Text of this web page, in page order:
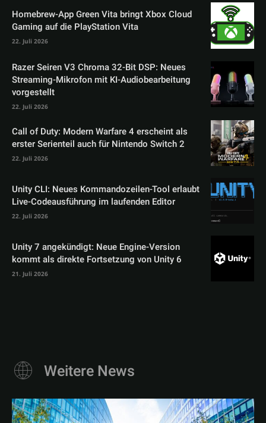
Homebrew-App Green Vita bringt Xbox Cloud
Gaming auf die PlayStation Vita
22. Juli 2026
Razer Seiren V3 Chroma 32-Bit DSP: Neues
Streaming-Mikrofon mit KI-Audiobearbeitung
vorgestellt
22. Juli 2026
Call of Duty: Modern Warfare 4 erscheint als
erster Serienteil auch für Nintendo Switch 2
22. Juli 2026
Unity CLI: Neues Kommandozeilen-Tool erlaubt
Live-Codeausführung im laufenden Editor
22. Juli 2026
Unity 7 angekündigt: Neue Engine-Version
kommt als direkte Fortsetzung von Unity 6
21. Juli 2026
Weitere News